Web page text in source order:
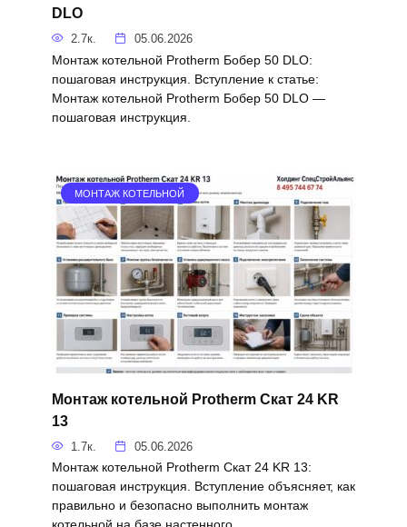
DLO
2.7к. 05.06.2026
Монтаж котельной Protherm Бобер 50 DLO:
пошаговая инструкция. Вступление к статье:
Монтаж котельной Protherm Бобер 50 DLO —
пошаговая инструкция.
МОНТАЖ КОТЕЛЬНОЙ
Монтаж котельной Protherm Скат 24 KR
13
1.7к. 05.06.2026
Монтаж котельной Protherm Скат 24 KR 13:
пошаговая инструкция. Вступление объясняет, как
правильно и безопасно выполнить монтаж